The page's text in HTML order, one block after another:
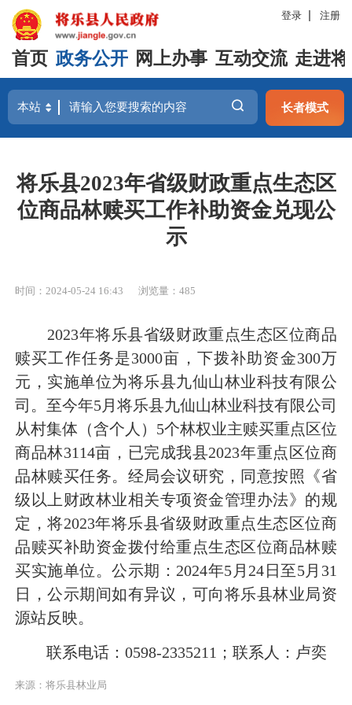
登录 注册
首页 政务公开 网上办事 互动交流 走进
长者模式
将乐县2023年省级财政重点生态区
位商品林赎买工作补助资金兑现公
示
时间：2024-05-24 16:43 浏览量：485
2023年将乐县省级财政重点生态区位商品
赎买工作任务是3000亩，下拨补助资金300万
元，实施单位为将乐县九仙山林业科技有限公
司。至今年5月将乐县九仙山林业科技有限公司
从村集体（含个人）5个林权业主赎买重点区位
商品林3114亩，已完成我县2023年重点区位商
品林赎买任务。经局会议研究，同意按照《省
级以上财政林业相关专项资金管理办法》的规
定，将2023年将乐县省级财政重点生态区位商
品赎买补助资金拨付给重点生态区位商品林赎
买实施单位。公示期：2024年5月24日至5月31
日，公示期间如有异议，可向将乐县林业局资
源站反映。
联系电话：0598-2335211；联系人：卢奕
来源：将乐县林业局